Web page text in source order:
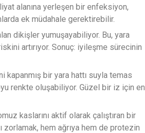
alanına yerleşen bir enfeksiyon,
ek müdahale gerektirebilir.
dikişler yumuşayabiliyor. Bu, yara
artırıyor. Sonuç: iyileşme sürecinin
kapanmış bir yara hattı suyla temas
renkte oluşabiliyor. Güzel bir iz için en
kaslarını aktif olarak çalıştıran bir
hem ağrıya hem de protezin